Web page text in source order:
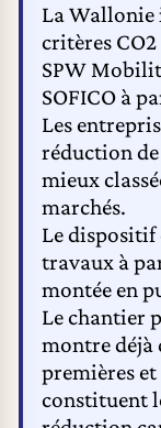
La Wallonie
critères
SPW
SOFICO à
Les
réduction
mieux
marchés.
Le dispositif
travaux à
montée en
Le chantier
montre déjà
premières
constituent